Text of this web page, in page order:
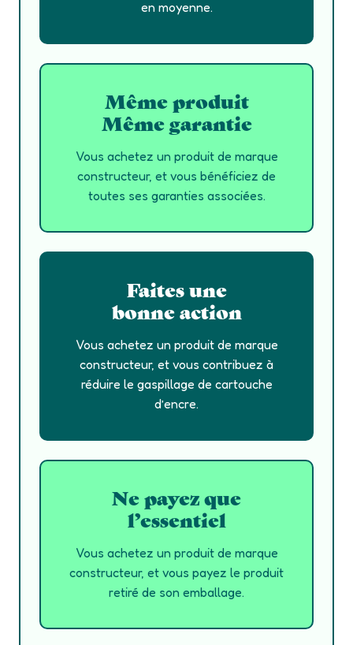
en moyenne.
Même produit
Même garantie
Vous achetez un produit de marque
constructeur, et vous bénéficiez de
toutes ses garanties associées.
Faites une
bonne action
Vous achetez un produit de marque
constructeur, et vous contribuez à
réduire le gaspillage de cartouche
d’encre.
Ne payez que
l’essentiel
Vous achetez un produit de marque
constructeur, et vous payez le produit
retiré de son emballage.